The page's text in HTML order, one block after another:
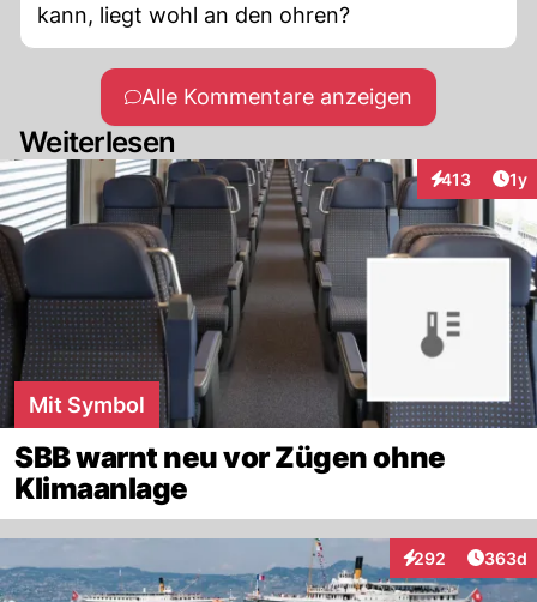
kann, liegt wohl an den ohren?
Alle Kommentare anzeigen
Weiterlesen
413
Interaktionen
1y
Mit Symbol
SBB warnt neu vor Zügen ohne
Klimaanlage
292
Interaktionen363d